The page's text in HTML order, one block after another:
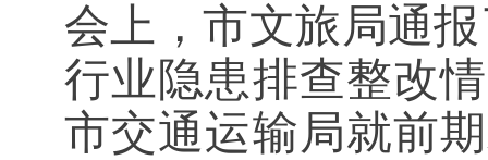
会上，市文旅局通
行业隐患排查整改
市交通运输局就前